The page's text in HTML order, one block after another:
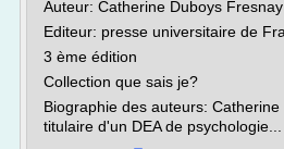
Auteur: Catherine Duboys
Editeur: presse universitaire de
3 ème édition
Collection que sais je?
Biographie des auteurs:
titulaire d'un DEA de psychologie...